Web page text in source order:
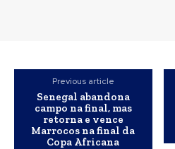
Previous article
Senegal abandona
campo na final, mas
retorna e vence
Marrocos na final da
Copa Africana